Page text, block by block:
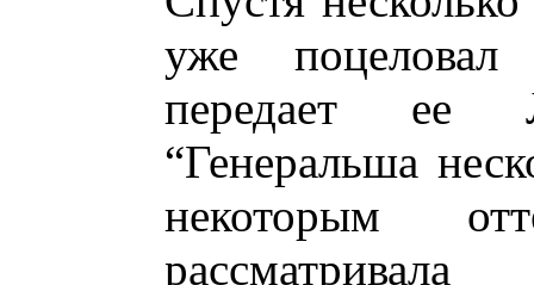
уже
передает ее
“Генеральша
некоторым